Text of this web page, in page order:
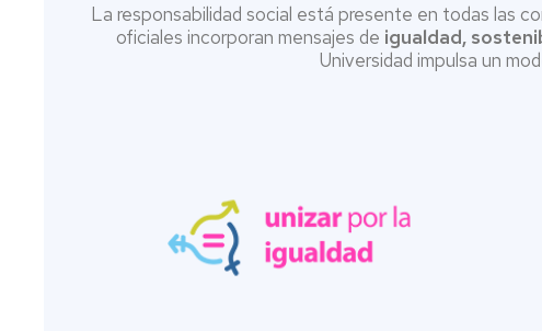
La responsabilidad social está presente en todas las
oficiales incorporan mensajes de igualdad,
Universidad impulsa un